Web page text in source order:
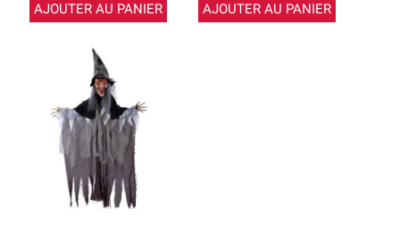
AJOUTER AU PANIER AJOUTER AU PANIER